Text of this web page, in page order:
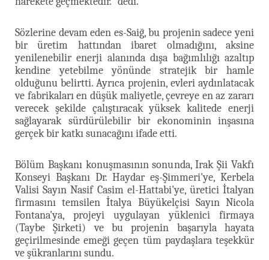
Sözlerine devam eden es-Saiğ, bu projenin sadece yeni
bir üretim hattından ibaret olmadığını, aksine
yenilenebilir enerji alanında dışa bağımlılığı azaltıp
kendine yetebilme yönünde stratejik bir hamle
olduğunu belirtti. Ayrıca projenin, evleri aydınlatacak
ve fabrikaları en düşük maliyetle, çevreye en az zararı
verecek şekilde çalıştıracak yüksek kalitede enerji
sağlayarak sürdürülebilir bir ekonominin inşasına
gerçek bir katkı sunacağını ifade etti.
Bölüm Başkanı konuşmasının sonunda, Irak Şii Vakfı
Konseyi Başkanı Dr. Haydar eş-Şimmeri'ye, Kerbela
Valisi Sayın Nasif Casim el-Hattabi'ye, üretici İtalyan
firmasını temsilen İtalya Büyükelçisi Sayın Nicola
Fontana'ya, projeyi uygulayan yüklenici firmaya
(Taybe Şirketi) ve bu projenin başarıyla hayata
geçirilmesinde emeği geçen tüm paydaşlara teşekkür
ve şükranlarını sundu.